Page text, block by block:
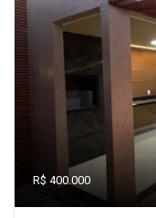
R$ 400.000